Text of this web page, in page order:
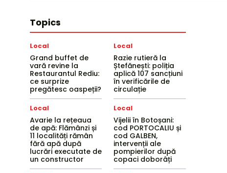
Topics
Local
Grand buffet de
vară revine la
Restaurantul Rediu:
ce surprize
pregătesc oaspeții?
Local
Razie rutieră la
Ștefănești: poliția
aplică 107 sancțiuni
în verificările de
circulație
Local
Avarie la rețeaua
de apă: Flămânzi și
11 localități rămân
fără apă după
lucrări executate de
un constructor
Local
Vijelii în Botoșani:
cod PORTOCALIU și
cod GALBEN,
intervenții ale
pompierilor după
copaci doborâți